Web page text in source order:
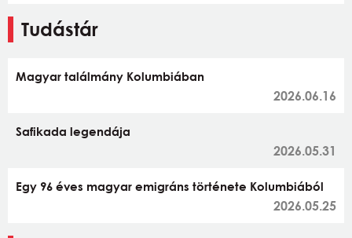
Tudástár
Magyar találmány Kolumbiában
2026.06.16
Safikada legendája
2026.05.31
Egy 96 éves magyar emigráns története Kolumbiából
2026.05.25